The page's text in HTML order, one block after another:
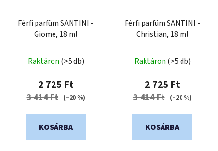
Férfi parfüm SANTINI -
Giome, 18 ml
Raktáron (>5 db)
2 725 Ft
3 414 Ft (–20 %)
KOSÁRBA
Férfi parfüm SANTINI -
Christian, 18 ml
Raktáron (>5 db)
2 725 Ft
3 414 Ft (–20 %)
KOSÁRBA